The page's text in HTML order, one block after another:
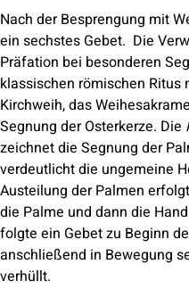
Nach der Besprengung mit
ein sechstes Gebet. Die
Präfation bei besonderen
klassischen römischen Ritus
Kirchweih, das
Segnung der Osterkerze. Die
zeichnet die Segnung der
verdeutlicht die ungemeine
Austeilung der Palmen
die Palme und dann die
folgte ein Gebet zu Beginn
anschließend in Bewegung
verhüllt.